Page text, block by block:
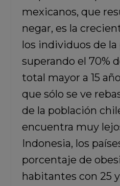
mexicanos, que
negar, es la
los individuos de
superando el 70%
total mayor a 15
que sólo se ve
de la población
encuentra muy
Indonesia, los
porcentaje de
habitantes con 25 y